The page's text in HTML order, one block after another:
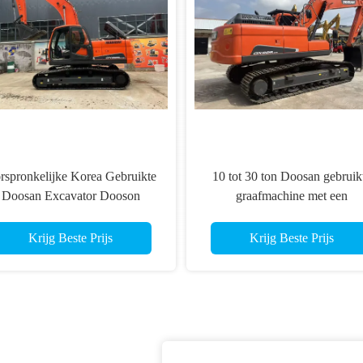
Oorspronkelijk uit Koreaans
gebruikte Doosan graafmachine
Krijg Beste Prijs
Interne
Middelgrote gebruikte
Krijg Beste